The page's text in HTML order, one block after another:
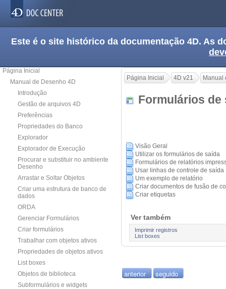
Este é o site histórico da documentação 4D. As
Página Inicial
Manual de Desenho 4D
Introdução
Gestão de arquivos 4D
Preferências
Propriedades do Banco
Explorador
Explorador de Execução
Procurar e substituir no ambiente
Desenho
Arrastar e Soltar Objetos
Criar uma estrutura de banco de
dados
ORDA
Gerenciar Formulários
Criar formulários
Trabalhar com objetos ativos
Propriedades de objetos ativos
List boxes
Objetos de biblioteca
Subformulários e widgets
Página Inicial 4D v21 Manual
Formulários
Visão Geral
Utilizar os formulários de saída
Formulários de relatórios
Usar linhas de controle de saída
Um exemplo de relatório
Criar documentos de fusão de
Criar etiquetas
Ver também
Imprimir registros
List boxes
anterior seguido